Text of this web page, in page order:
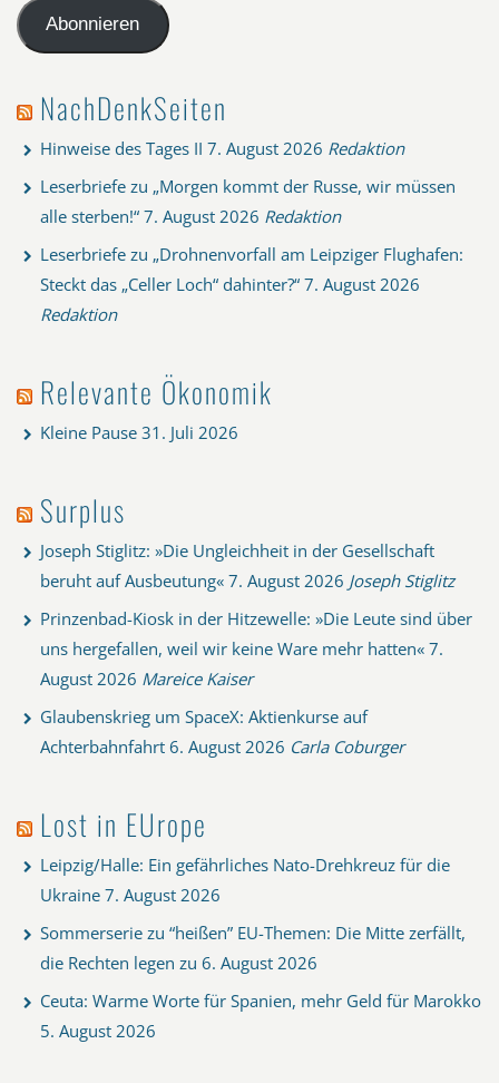
AdresseAbonnieren
NachDenkSeiten
Hinweise des Tages II 7. August 2026 Redaktion
Leserbriefe zu „Morgen kommt der Russe, wir müssen
alle sterben!“ 7. August 2026 Redaktion
Leserbriefe zu „Drohnenvorfall am Leipziger Flughafen:
Steckt das „Celler Loch“ dahinter?“ 7. August 2026
Redaktion
Relevante Ökonomik
Kleine Pause 31. Juli 2026
Surplus
Joseph Stiglitz: »Die Ungleichheit in der Gesellschaft
beruht auf Ausbeutung« 7. August 2026 Joseph Stiglitz
Prinzenbad-Kiosk in der Hitzewelle: »Die Leute sind über
uns hergefallen, weil wir keine Ware mehr hatten« 7.
August 2026 Mareice Kaiser
Glaubenskrieg um SpaceX: Aktienkurse auf
Achterbahnfahrt 6. August 2026 Carla Coburger
Lost in EUrope
Leipzig/Halle: Ein gefährliches Nato-Drehkreuz für die
Ukraine 7. August 2026
Sommerserie zu “heißen” EU-Themen: Die Mitte zerfällt,
die Rechten legen zu 6. August 2026
Ceuta: Warme Worte für Spanien, mehr Geld für Marokko
5. August 2026